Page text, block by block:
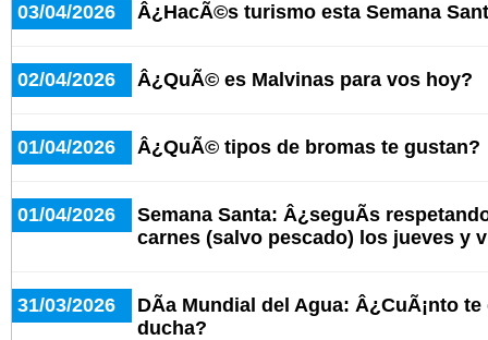
03/04/2026 Â¿HacÃ©s turismo esta Semana
02/04/2026 Â¿QuÃ© es Malvinas para vos hoy?
01/04/2026 Â¿QuÃ© tipos de bromas te gustan?
01/04/2026
Semana Santa: Â¿seguÃ­s
carnes (salvo pescado) los jueves y
31/03/2026
DÃ­a Mundial del Agua: Â¿CuÃ¡nto te
ducha?